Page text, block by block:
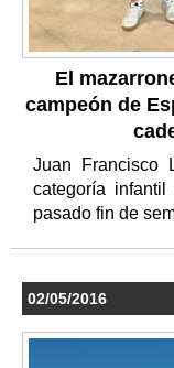
El
campeón de
Juan Francisco
categoría
pasado fin de
02/05/2016